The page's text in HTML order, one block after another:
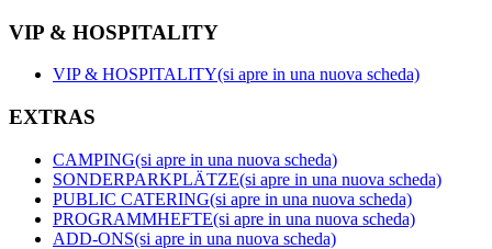
VIP & HOSPITALITY
VIP & HOSPITALITY(si apre in una nuova scheda)
EXTRAS
CAMPING(si apre in una nuova scheda)
SONDERPARKPLÄTZE(si apre in una nuova scheda)
PUBLIC CATERING(si apre in una nuova scheda)
PROGRAMMHEFTE(si apre in una nuova scheda)
ADD-ONS(si apre in una nuova scheda)